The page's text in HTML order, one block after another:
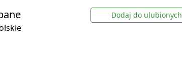
Dodaj do ulubionych